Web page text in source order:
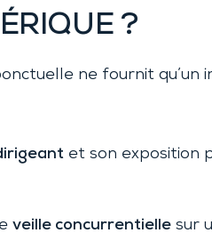
?
ne fournit qu’un
et son exposition
veille concurrentielle sur